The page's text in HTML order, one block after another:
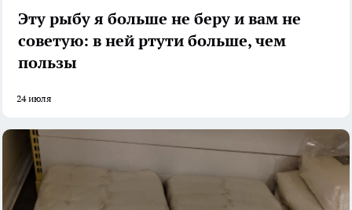
Эту рыбу я больше не беру и вам не
советую: в ней ртути больше, чем
пользы
24 июля